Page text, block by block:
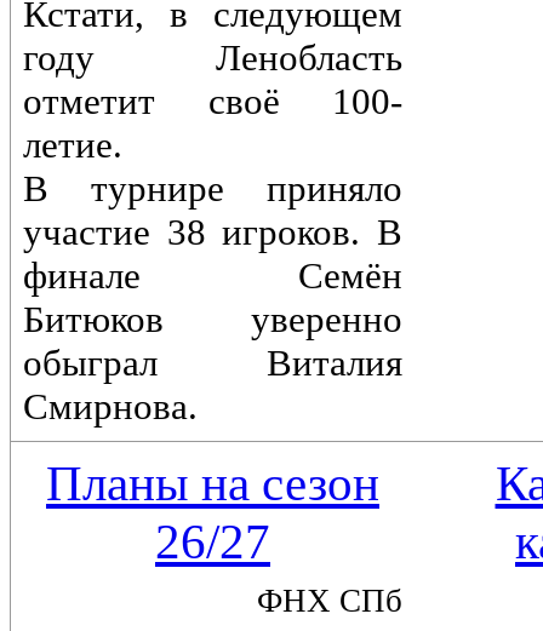
Кстати, в следующем
году Ленобласть
отметит своё 100-
летие.
В турнире приняло
участие 38 игроков. В
финале Семён
Битюков уверенно
обыграл Виталия
Смирнова.
Планы на сезон
26/27
ФНХ СПб